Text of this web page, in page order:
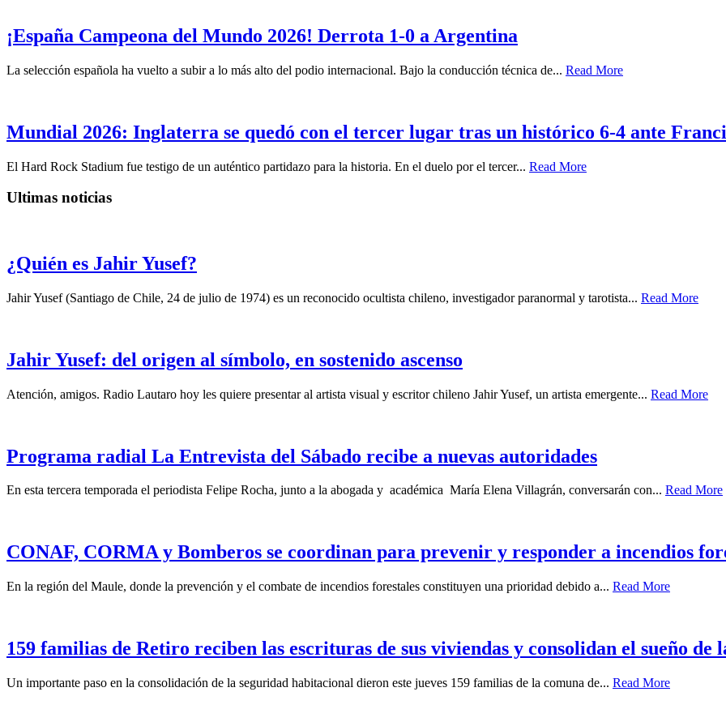
¡España Campeona del Mundo 2026! Derrota 1-0 a Argentina
La selección española ha vuelto a subir a lo más alto del podio internacional. Bajo la conducción técnica de... Read More
Mundial 2026: Inglaterra se quedó con el tercer lugar tras un histórico 6-4 ante
El Hard Rock Stadium fue testigo de un auténtico partidazo para la historia. En el duelo por el tercer... Read More
Ultimas noticias
¿Quién es Jahir Yusef?
Jahir Yusef (Santiago de Chile, 24 de julio de 1974) es un reconocido ocultista chileno, investigador paranormal y tarotista... Read More
Jahir Yusef: del origen al símbolo, en sostenido ascenso
Atención, amigos. Radio Lautaro hoy les quiere presentar al artista visual y escritor chileno Jahir Yusef, un artista emergente... Read More
Programa radial La Entrevista del Sábado recibe a nuevas autoridades
En esta tercera temporada el periodista Felipe Rocha, junto a la abogada y académica María Elena Villagrán, conversarán con... Read More
CONAF, CORMA y Bomberos se coordinan para prevenir y responder a incendios
En la región del Maule, donde la prevención y el combate de incendios forestales constituyen una prioridad debido a... Read More
159 familias de Retiro reciben las escrituras de sus viviendas y consolidan el sueño de
Un importante paso en la consolidación de la seguridad habitacional dieron este jueves 159 familias de la comuna de... Read More